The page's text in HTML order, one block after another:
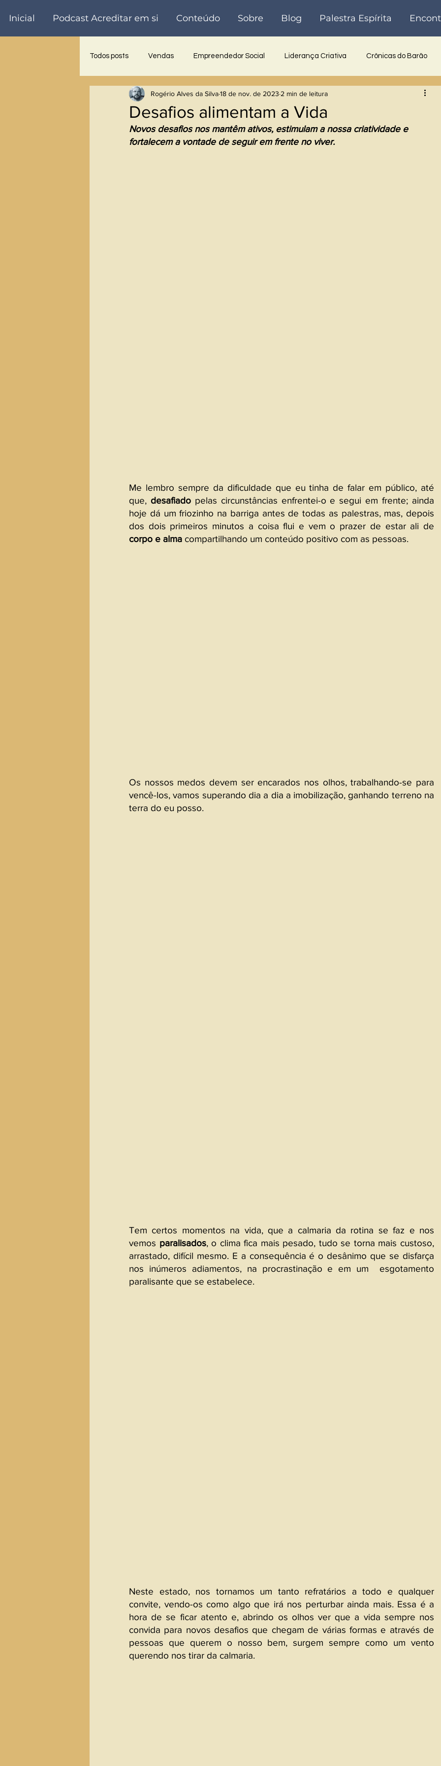
Inicial Podcast Acreditar em si Conteúdo Sobre Blog Palestra Espírita
Todos posts Vendas Empreendedor Social Liderança Criativa Crônicas do Barão
Trabalho voluntário Palestra Inovadora Reflexões Poesia História
Desafios alimentam a Vida
Rogério Alves da Silva18 de nov. de 2023 2 min de leitura
Novos desafios nos mantêm ativos, estimulam a nossa criatividade e
fortalecem a vontade de seguir em frente no viver.
Me lembro sempre da dificuldade que eu tinha de falar em público, até
que, desafiado pelas circunstâncias enfrentei-o e segui em frente; ainda
hoje dá um friozinho na barriga antes de todas as palestras, mas, depois
corpo e alma compartilhando um conteúdo positivo com as pessoas.
Os nossos medos devem ser encarados nos olhos, trabalhando-se para
vencê-los, vamos superando dia a dia a imobilização, ganhando terreno na
terra do eu posso.
Tem certos momentos na vida, que a calmaria da rotina se faz e nos
vemos paralisados, o clima fica mais pesado, tudo se torna mais custoso,
arrastado, difícil mesmo. E a consequência é o desânimo que se disfarça
nos inúmeros adiamentos, na procrastinação e em um  esgotamento
paralisante que se estabelece.
Neste estado, nos tornamos um tanto refratários a todo e qualquer
convite, vendo-os como algo que irá nos perturbar ainda mais. Essa é a
hora de se ficar atento e, abrindo os olhos ver que a vida sempre nos
convida para novos desafios que chegam de várias formas e através de
pessoas que querem o nosso bem, surgem sempre como um vento
querendo nos tirar da calmaria.